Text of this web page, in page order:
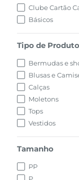
Clube Cartão
Básicos
Tipo de Produto
Bermudas e
Blusas e
Calças
Moletons
Tops
Vestidos
Tamanho
PP
P